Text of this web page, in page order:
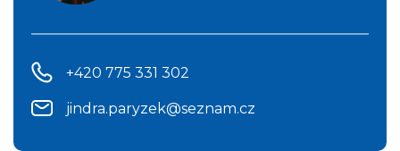
+420 775 331 302
jindra.paryzek@seznam.cz